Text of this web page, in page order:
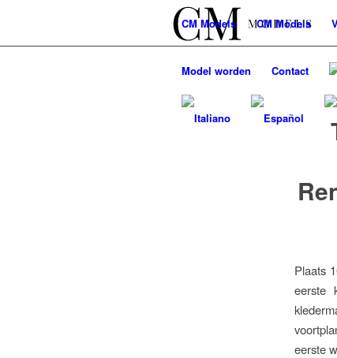
CMModels CMModels
Model worden Contact
Plaats
eerste
eerste